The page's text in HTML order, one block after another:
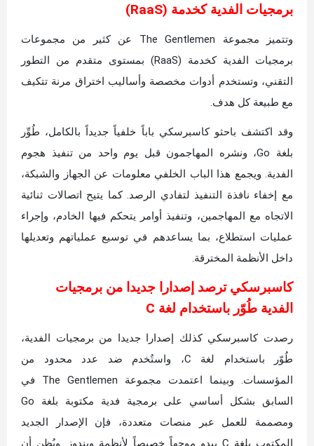
برمجيات الفدية كخدمة (RaaS)
وتتميز مجموعة The Gentlemen عن كثير من مجموعات
برمجيات الفدية كخدمة (RaaS) بمستوى متقدم من التطور
التقني، وتستخدم أدوات مخصصة وأساليب اختراق مرنة تتكيف
مع طبيعة كل هدف.
وقد اكتشف باحثو كاسبرسكي باباً خلفياً جديداً بالكامل، طُوِّر
بلغة Go، ونشره المهاجمون قبل يوم واحد من تنفيذ هجوم
الفدية. ويجمع هذا الباب الخلفي معلومات عن الجهاز والشبكة،
مع إخفاء نافذة التنفيذ لتفادي الرصد. كما يتيح اتصالات ثنائية
الاتجاه مع المهاجمين، وتنفيذ أوامر يتحكم فيها الخادم، وإجراء
عمليات استطلاع، بما يساعدهم في توسيع عملياتهم وتعديلها
داخل الأنظمة المخترقة.
كاسبرسكي ترصد إصدارا جديدا من برمجيات
الفدية طُوّر باستخدام لغة C
رصدت كاسبرسكي كذلك إصدارا جديدا من برمجيات الفدية،
طُوّر باستخدام لغة C، واستُخدم ضد عدد محدود من
المؤسسات. وبينما اعتمدت مجموعة The Gentlemen في
السابق بشكل أساسي على برمجية فدية مكتوبة بلغة Go
ومصممة للعمل عبر منصات متعددة، فإن الإصدار الجديد
المكتوب بلغة C يبدو موجهاً خصيصاً لأنظمة ويندوز. ويُظن أن